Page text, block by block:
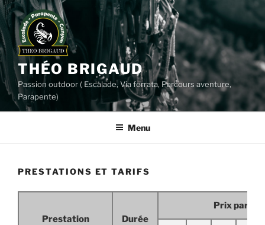
Aller
au
contenu
principal
THÉO BRIGAUD
Passion outdoor ( Escalade, Via ferrata, Parcours aventure,
Parapente)
Menu
PRESTATIONS ET TARIFS
Prestation Durée
Prix par